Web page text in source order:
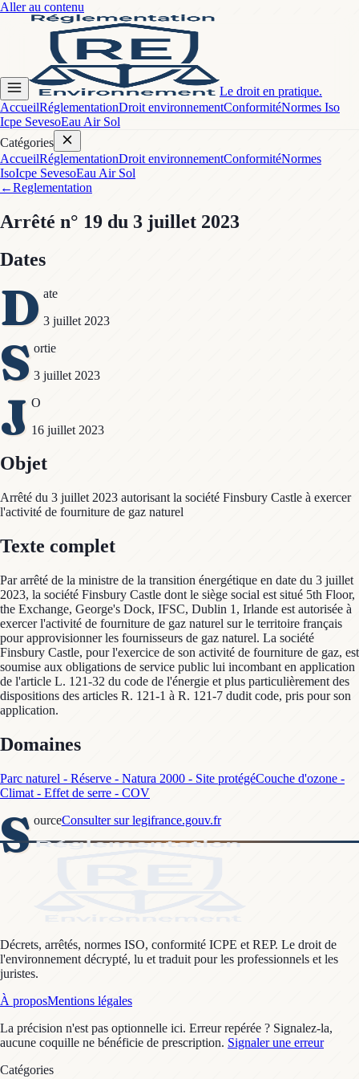
Aller au contenu
Le droit en pratique.
AccueilRéglementationDroit environnementConformitéNormes Iso
Icpe SevesoEau Air Sol
Catégories
AccueilRéglementationDroit environnementConformitéNormes
IsoIcpe SevesoEau Air Sol
←Reglementation
Arrêté n° 19 du 3 juillet 2023
Dates
D ate
3 juillet 2023
S ortie
3 juillet 2023
J O
16 juillet 2023
Objet
Arrêté du 3 juillet 2023 autorisant la société Finsbury Castle à exercer
l'activité de fourniture de gaz naturel
Texte complet
Par arrêté de la ministre de la transition énergétique en date du 3 juillet
2023, la société Finsbury Castle dont le siège social est situé 5th Floor,
the Exchange, George's Dock, IFSC, Dublin 1, Irlande est autorisée à
exercer l'activité de fourniture de gaz naturel sur le territoire français
pour approvisionner les fournisseurs de gaz naturel. La société
Finsbury Castle, pour l'exercice de son activité de fourniture de gaz, est
soumise aux obligations de service public lui incombant en application
de l'article L. 121-32 du code de l'énergie et plus particulièrement des
dispositions des articles R. 121-1 à R. 121-7 dudit code, pris pour son
application.
Domaines
Parc naturel - Réserve - Natura 2000 - Site protégéCouche d'ozone -
Climat - Effet de serre - COV
S ourceConsulter sur legifrance.gouv.fr
Décrets, arrêtés, normes ISO, conformité ICPE et REP. Le droit de
l'environnement décrypté, lu et traduit pour les professionnels et les
juristes.
À proposMentions légales
La précision n'est pas optionnelle ici. Erreur repérée ? Signalez-la,
aucune coquille ne bénéficie de prescription. Signaler une erreur
Catégories